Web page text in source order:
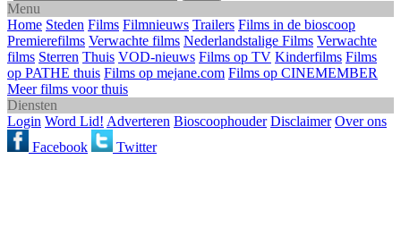
Menu
Home Steden Films Filmnieuws Trailers Films in de bioscoop
Premierefilms Verwachte films Nederlandstalige Films Verwachte
films Sterren Thuis VOD-nieuws Films op TV Kinderfilms Films
op PATHE thuis Films op mejane.com Films op CINEMEMBER
Meer films voor thuis
Diensten
Login Word Lid! Adverteren Bioscoophouder Disclaimer Over ons
Facebook
Twitter